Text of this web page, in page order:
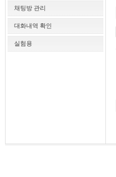
채팅방 관리
대화내역 확인
실험용